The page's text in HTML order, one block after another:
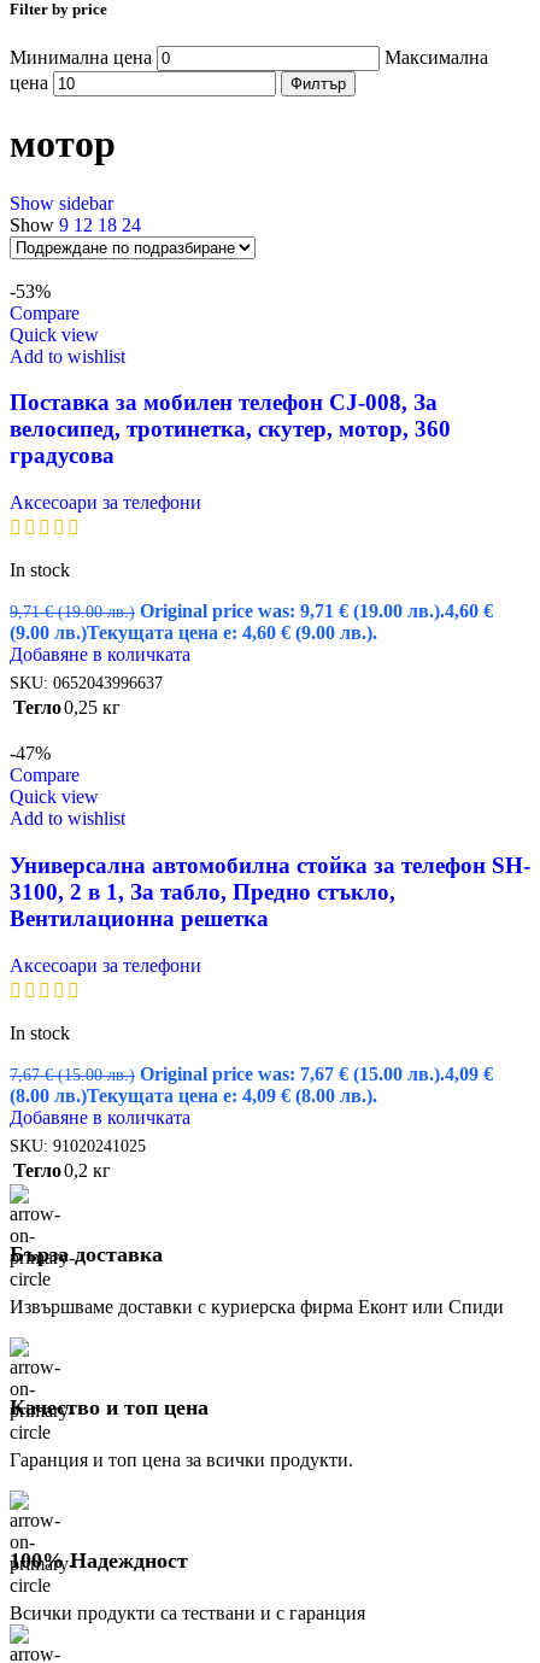
Filter by price
Минимална цена
Максимална
цена
Филтър
мотор
Show sidebar
Show 9 12 18 24
-53%
Compare
Quick view
Add to wishlist
Поставка за мобилен телефон CJ-008, За
велосипед, тротинетка, скутер, мотор, 360
градусова
Аксесоари за телефони
In stock
9,71€ (19.00 лв.) Original price was: 9,71 € (19.00 лв.).4,60 €
(9.00 лв.)Текущата цена е: 4,60 € (9.00 лв.).
Добавяне в количката
SKU: 0652043996637
Тегло0,25 кг
-47%
Compare
Quick view
Add to wishlist
Универсална автомобилна стойка за телефон SH-
3100, 2 в 1, За табло, Предно стъкло,
Вентилационна решетка
Аксесоари за телефони
In stock
7,67€ (15.00 лв.) Original price was: 7,67 € (15.00 лв.).4,09 €
(8.00 лв.)Текущата цена е: 4,09 € (8.00 лв.).
Добавяне в количката
SKU: 91020241025
Тегло0,2 кг
Бърза доставка
Извършваме доставки с куриерска фирма Еконт или Спиди
Качество и топ цена
Гаранция и топ цена за всички продукти.
100% Надеждност
Всички продукти са тествани и с гаранция